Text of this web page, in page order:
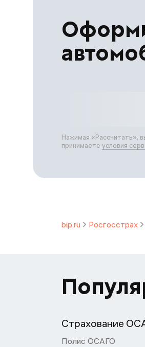
Нажимая «Рассчитать»,
принимаете условия
bip.ru Росгосстрах
Страхование
Полис ОСАГО